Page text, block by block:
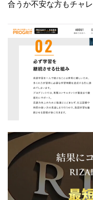
合うか不安な方もチャ